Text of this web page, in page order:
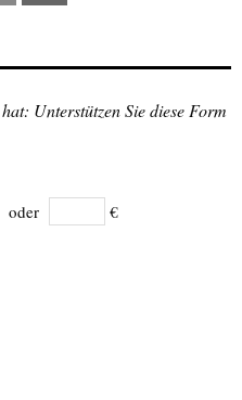
Unterstützen Sie diese Form
oder €